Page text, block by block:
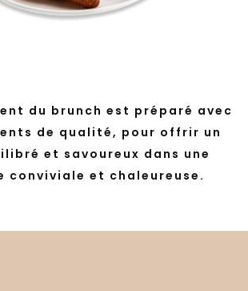
du brunch est préparé avec
de qualité, pour offrir un
et savoureux dans une
conviviale et chaleureuse.